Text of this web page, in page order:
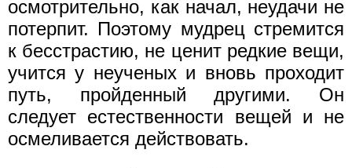
осмотрительно, как начал, неудачи не
потерпит. Поэтому мудрец стремится
к бесстрастию, не ценит редкие вещи,
учится у неученых и вновь проходит
путь, пройденный другими. Он
следует естественности вещей и не
осмеливается действовать.